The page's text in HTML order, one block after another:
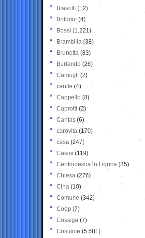
Biasotti (12)
Boldrini (4)
Bossi (1.221)
Brambilla (38)
Brunetta (83)
Burlando (26)
Camogli (2)
canile (4)
Cappello (8)
Caprotti (2)
Caritas (6)
carovita (170)
casa (247)
Casini (119)
Centrodestra in Liguria (35)
Chiesa (276)
Cina (10)
Comune (342)
Coop (7)
Cossiga (7)
Costume (5.581)